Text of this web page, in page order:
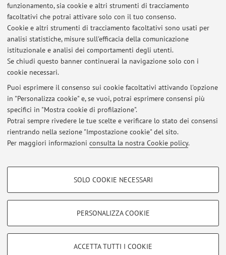
funzionamento, sia cookie e altri strumenti di tracciamento
facoltativi che potrai attivare solo con il tuo consenso.
Cookie e altri strumenti di tracciamento facoltativi sono usati per
analisi statistiche, misure sull'efficacia della comunicazione
istituzionale e analisi dei comportamenti degli utenti.
Se chiudi questo banner continuerai la navigazione solo con i
cookie necessari.
Puoi esprimere il consenso sui cookie facoltativi attivando l'opzione
in "Personalizza cookie" e, se vuoi, potrai esprimere consensi più
specifici in "Mostra cookie di profilazione".
Potrai sempre rivedere le tue scelte e verificare lo stato dei consensi
rientrando nella sezione "Impostazione cookie" del sito.
Per maggiori informazioni consulta la nostra Cookie policy.
COOKIE DI PROFILAZIONE - FACOLTATIVI
COOKIE TECNICI - NECESSARI
SOLO COOKIE NECESSARI
PERSONALIZZA COOKIE
ACCETTA TUTTI I COOKIE
Dipartimento di Ingegneria dell'Energia Elettrica e
dell'Informazione "Guglielmo Marconi"
Viale del Risorgimento 2, Bologna -
Vai alla mappa
Ultimi avvisi
Al momento non sono presenti avvisi.
Area riservata
Accedi tramiteloginper gestire tutti i contenuti del sito.
Zamboni, 33 - 40126 Bologna - Partita IVA: 01131710376